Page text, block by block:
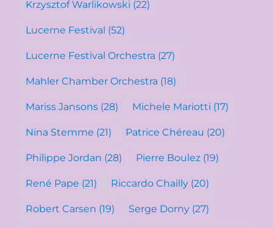
Krzysztof Warlikowski (22)
Lucerne Festival (52)
Lucerne Festival Orchestra (27)
Mahler Chamber Orchestra (18)
Mariss Jansons (28) Michele Mariotti (17)
Nina Stemme (21) Patrice Chéreau (20)
Philippe Jordan (28) Pierre Boulez (19)
René Pape (21) Riccardo Chailly (20)
Robert Carsen (19) Serge Dorny (27)